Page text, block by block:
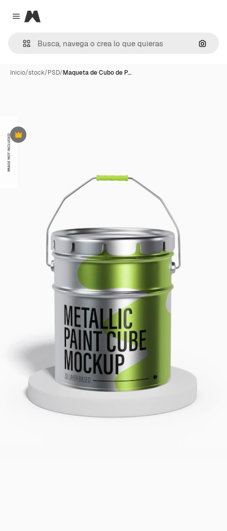
Close menu
Magnific
Inicio/stock/PSD/Maqueta de Cubo de P…
Premium